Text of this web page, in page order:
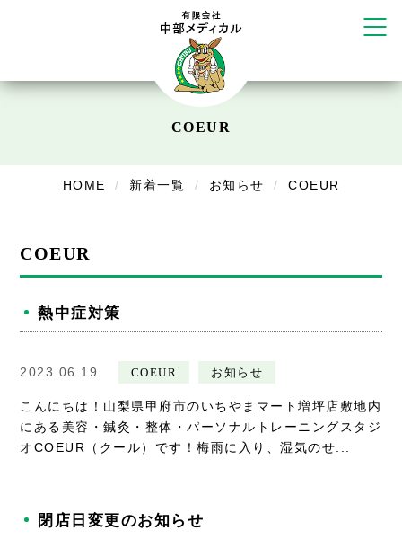
Cure
美容
お知らせ
症例別施術
採用情報
COEUR
HOME 新着一覧 お知らせ COEUR
COEUR
熱中症対策
2023.06.19 COEUR お知らせ
こんにちは！山梨県甲府市のいちやまマート増坪店敷地内
にある美容・鍼灸・整体・パーソナルトレーニングスタジ
オCOEUR（クール）です！梅雨に入り、湿気のせ...
閉店日変更のお知らせ